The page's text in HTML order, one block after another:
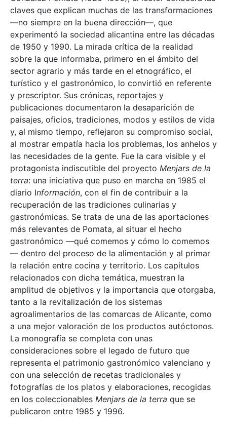
claves que explican muchas de las transformaciones
—no siempre en la buena dirección—, que
experimentó la sociedad alicantina entre las décadas
de 1950 y 1990. La mirada crítica de la realidad
sobre la que informaba, primero en el ámbito del
sector agrario y más tarde en el etnográfico, el
turístico y el gastronómico, lo convirtió en referente
y prescriptor. Sus crónicas, reportajes y
publicaciones documentaron la desaparición de
paisajes, oficios, tradiciones, modos y estilos de vida
y, al mismo tiempo, reflejaron su compromiso social,
al mostrar empatía hacia los problemas, los anhelos y
las necesidades de la gente. Fue la cara visible y el
protagonista indiscutible del proyecto Menjars de la
terra: una iniciativa que puso en marcha en 1985 el
diario Información, con el fin de contribuir a la
recuperación de las tradiciones culinarias y
gastronómicas. Se trata de una de las aportaciones
más relevantes de Pomata, al situar el hecho
gastronómico —qué comemos y cómo lo comemos
— dentro del proceso de la alimentación y al primar
la relación entre cocina y territorio. Los capítulos
relacionados con dicha temática, muestran la
amplitud de objetivos y la importancia que otorgaba,
tanto a la revitalización de los sistemas
agroalimentarios de las comarcas de Alicante, como
a una mejor valoración de los productos autóctonos.
La monografía se completa con unas
consideraciones sobre el legado de futuro que
representa el patrimonio gastronómico valenciano y
con una selección de recetas tradicionales y
fotografías de los platos y elaboraciones, recogidas
en los coleccionables Menjars de la terra que se
publicaron entre 1985 y 1996.